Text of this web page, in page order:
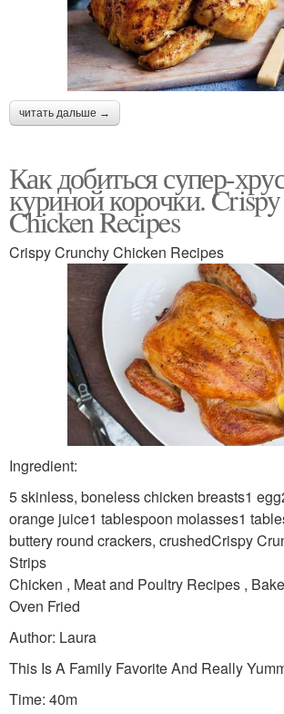
читать дальше →
Как добиться супер-
куриной корочки.
Chicken Recipes
Crispy Crunchy Chicken Recipes
Ingredient:
5 skinless, boneless chicken breasts1
orange juice1 tablespoon molasses1
buttery round crackers, crushedCrispy
Strips
Chicken , Meat and Poultry Recipes ,
Oven Fried
Author: Laura
This Is A Family Favorite And Really
Time: 40m